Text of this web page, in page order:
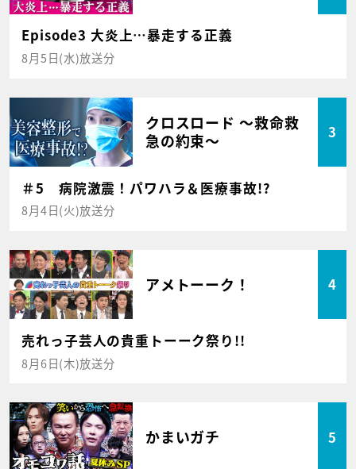
Episode3 大炎上…暴走する正義
8月5日(水)放送分
クロスロード ～救命救
急の約束～
3
＃5 病院激震！パワハラ＆医療事故!?
8月4日(火)放送分
アメトーーク！ 4
売れっ子芸人の貴重トーーク祭り!!
8月6日(木)放送分
かまいガチ 5